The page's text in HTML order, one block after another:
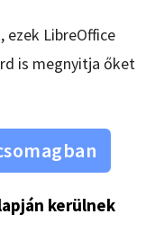
LibreOffice
is megnyitja őket
kerülnek